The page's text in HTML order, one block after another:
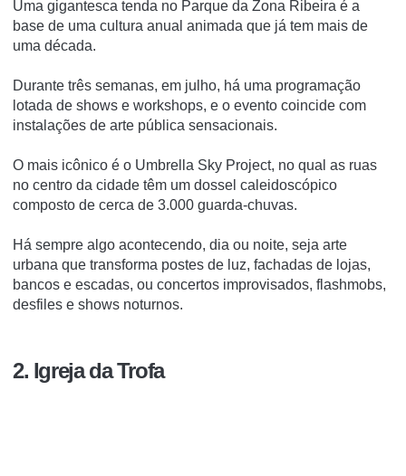
Uma gigantesca tenda no Parque da Zona Ribeira é a
base de uma cultura anual animada que já tem mais de
uma década.
Durante três semanas, em julho, há uma programação
lotada de shows e workshops, e o evento coincide com
instalações de arte pública sensacionais.
O mais icônico é o Umbrella Sky Project, no qual as ruas
no centro da cidade têm um dossel caleidoscópico
composto de cerca de 3.000 guarda-chuvas.
Há sempre algo acontecendo, dia ou noite, seja arte
urbana que transforma postes de luz, fachadas de lojas,
bancos e escadas, ou concertos improvisados, flashmobs,
desfiles e shows noturnos.
2. Igreja da Trofa